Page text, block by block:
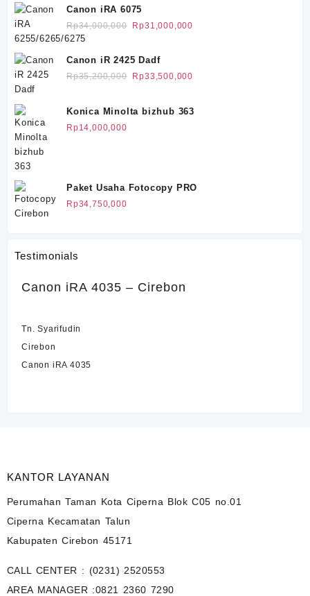
Canon iRA 6075
Rp34,000,000 Harga
adalah:
Rp31,000,000
Canon iR 2425 Dadf
Rp35,200,000 Harga
Rp33,500,000
Konica Minolta bizhub 363
Rp14,000,000
Paket Usaha Fotocopy PRO
Rp34,750,000
Testimonials
Canon iRA 4035 – Cirebon
Tn. Syarifudin
Cirebon
Canon iRA 4035
KANTOR LAYANAN
Perumahan Taman Kota Ciperna Blok C05 no.01
Ciperna Kecamatan Talun
Kabupaten Cirebon 45171
CALL CENTER : (0231) 2520553
AREA MANAGER :0821 2360 7290